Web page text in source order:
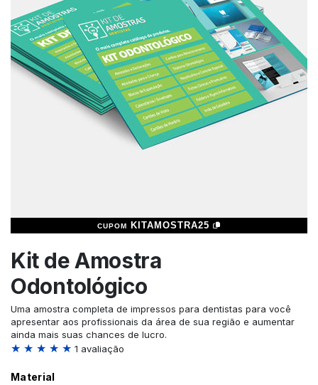
CUPOM KITAMOSTRA25
Kit de Amostra
Odontológico
Uma amostra completa de impressos para dentistas para você
apresentar aos profissionais da área de sua região e aumentar
ainda mais suas chances de lucro.
★ ★ ★ ★ ★ 1 avaliação
Material